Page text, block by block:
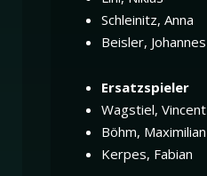
Schleinitz, Anna
Beisler, Johannes
Ersatzspieler
Wagstiel, Vincent
Böhm, Maximilian
Kerpes, Fabian